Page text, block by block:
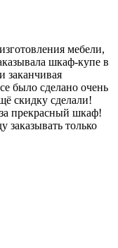
мебели,
шкаф-купе в
заканчивая
было сделано очень
скидку сделали!
за прекрасный шкаф!
заказывать только